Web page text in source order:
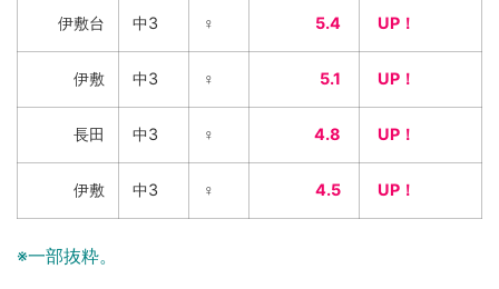
伊敷台 中3 ♀ 5.4 UP！
伊敷 中3 ♀ 5.1 UP！
長田 中3 ♀ 4.8 UP！
伊敷 中3 ♀ 4.5 UP！
※一部抜粋。